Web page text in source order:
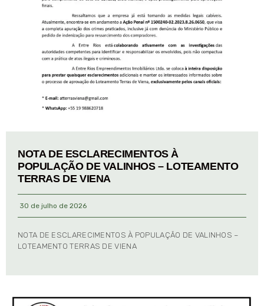
NOTA DE ESCLARECIMENTOS À
POPULAÇÃO DE VALINHOS – LOTEAMENTO
TERRAS DE VIENA
30 de julho de 2026
NOTA DE ESCLARECIMENTOS À POPULAÇÃO DE VALINHOS –
LOTEAMENTO TERRAS DE VIENA